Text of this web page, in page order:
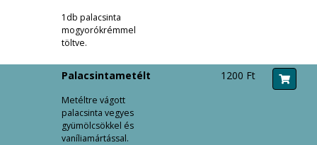
1db palacsinta
mogyorókrémmel
töltve.
Palacsintametélt
Metéltre vágott
palacsinta vegyes
gyümölcsökkel és
vaníliamártással.
1200 Ft